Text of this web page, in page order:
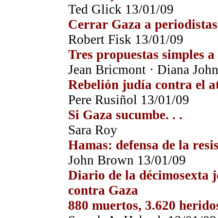
Ted Glick 13/01/09
Cerrar Gaza a
Robert Fisk 13/01/09
Tres propuestas simples
Jean Bricmont · Diana
Rebelión judía contra el
Pere Rusiñol 13/01/09
Si Gaza sucumbe. . .
Sara Roy
Hamas: defensa de la
John Brown 13/01/09
Diario de la décimosexta
contra Gaza
880 muertos, 3.620